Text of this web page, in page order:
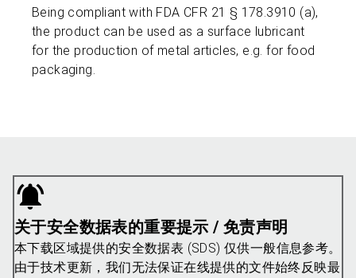
Being compliant with FDA CFR 21 § 178.3910 (a),
the product can be used as a surface lubricant
for the production of metal articles, e.g. for food
packaging.
关于安全数据表的重要提示 / 免责声明
本下载区域提供的安全数据表 (SDS) 仅供一般信息参考。
由于技术更新，我们无法保证在线提供的文件始终反映最